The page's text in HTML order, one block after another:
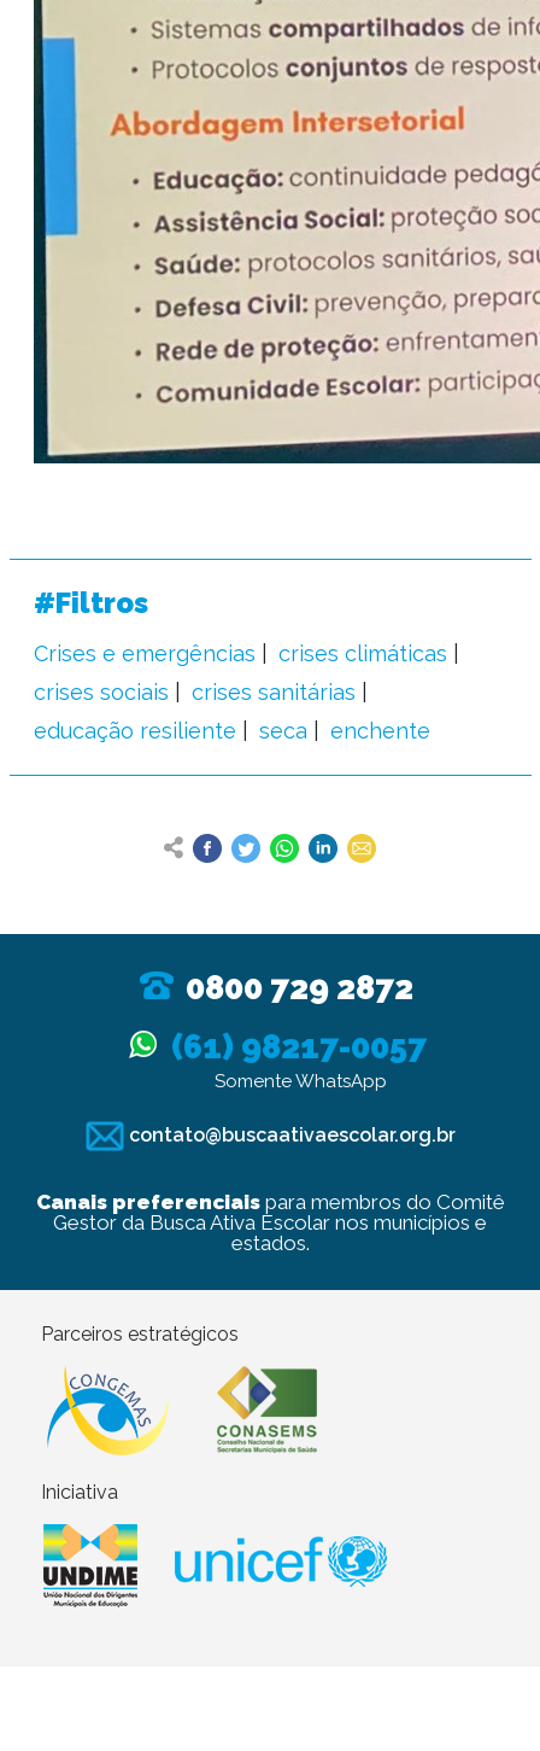
#Filtros
Crises e emergências
crises climáticas
crises sociais
crises sanitárias
educação resiliente
seca enchente
0800 729 2872
(61) 98217-0057
Somente WhatsApp
contato@buscaativaescolar.org.br
Canais preferenciaispara membros do Comitê
Gestor da Busca Ativa Escolar nos municípios e
estados.
Parceiros estratégicos
Iniciativa